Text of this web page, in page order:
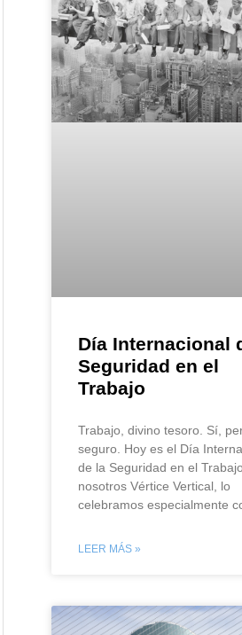
Día Internacional
Seguridad en el
Trabajo
Trabajo, divino tesoro. Sí,
seguro. Hoy es el Día
de la Seguridad en el
nosotros Vértice Vertical, lo
celebramos especialmente
LEER MÁS »